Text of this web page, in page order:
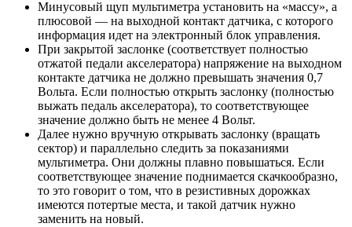
Минусовый щуп мультиметра установить на «массу», а
плюсовой — на выходной контакт датчика, с которого
информация идет на электронный блок управления.
При закрытой заслонке (соответствует полностью
отжатой педали акселератора) напряжение на выходном
контакте датчика не должно превышать значения 0,7
Вольта. Если полностью открыть заслонку (полностью
выжать педаль акселератора), то соответствующее
значение должно быть не менее 4 Вольт.
Далее нужно вручную открывать заслонку (вращать
сектор) и параллельно следить за показаниями
мультиметра. Они должны плавно повышаться. Если
соответствующее значение поднимается скачкообразно,
то это говорит о том, что в резистивных дорожках
имеются потертые места, и такой датчик нужно
заменить на новый.